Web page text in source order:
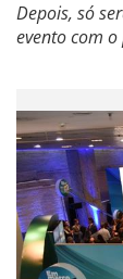
Depois, só
evento com